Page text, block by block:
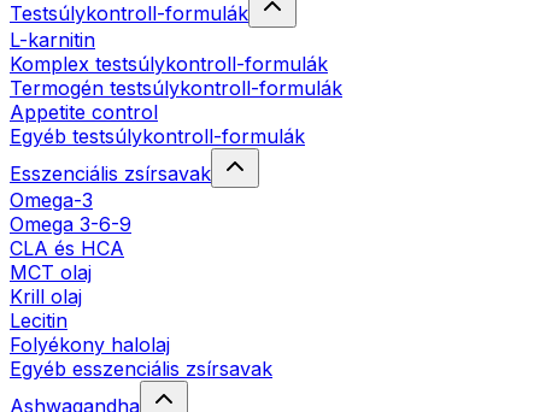
Testsúlykontroll-formulák
L-karnitin
Komplex testsúlykontroll-formulák
Termogén testsúlykontroll-formulák
Appetite control
Egyéb testsúlykontroll-formulák
Esszenciális zsírsavak
Omega-3
Omega 3-6-9
CLA és HCA
MCT olaj
Krill olaj
Lecitin
Folyékony halolaj
Egyéb esszenciális zsírsavak
Ashwagandha